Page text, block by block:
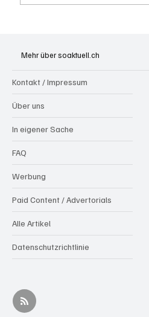
Mehr über soaktuell.ch
Kontakt / Impressum
Über uns
In eigener Sache
FAQ
Werbung
Paid Content / Advertorials
Alle Artikel
Datenschutzrichtlinie